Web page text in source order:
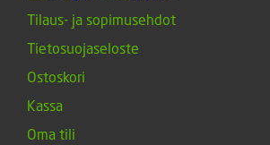
Tilaus- ja sopimusehdot
Tietosuojaseloste
Ostoskori
Kassa
Oma tili